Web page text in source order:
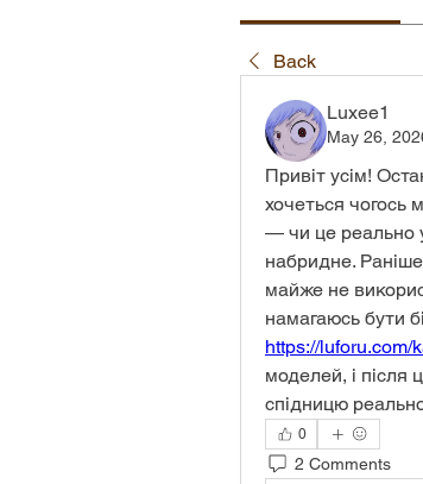
Back
Luxee1
May 26,
Привіт усім!
хочеться чогось
— чи це реально
набридне.
майже не
https://luforu.com/
моделей, і після
спідницю
0
2 Comments